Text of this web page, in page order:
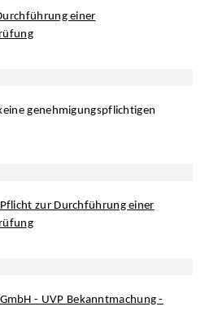
einer
genehmigungspflichtigen
zur Durchführung einer
- UVP Bekanntmachung -